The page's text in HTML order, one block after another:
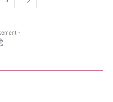
-